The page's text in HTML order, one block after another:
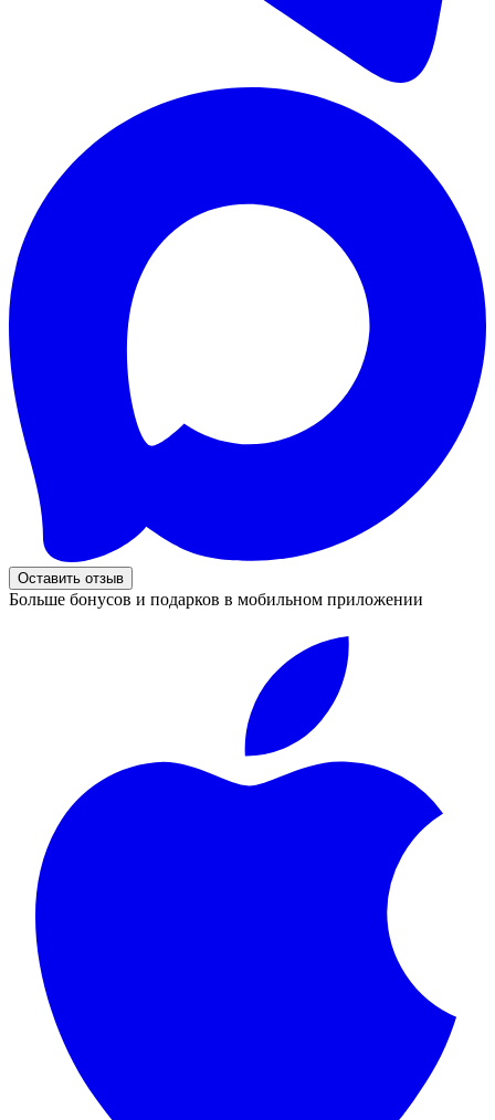
Оставить отзыв
Больше бонусов и подарков в мобильном приложении